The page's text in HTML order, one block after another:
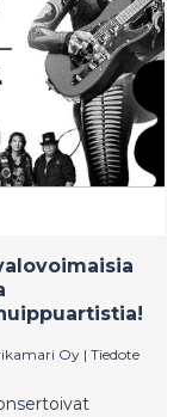
Oy | Tiedote